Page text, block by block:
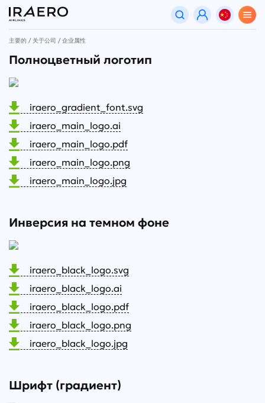
主要的 关于公司 企业属性
Полноцветный логотип
iraero_gradient_font.svg
iraero_main_logo.ai
iraero_main_logo.pdf
iraero_main_logo.png
iraero_main_logo.jpg
Инверсия на темном фоне
iraero_black_logo.svg
iraero_black_logo.ai
iraero_black_logo.pdf
iraero_black_logo.png
iraero_black_logo.jpg
Шрифт (градиент)